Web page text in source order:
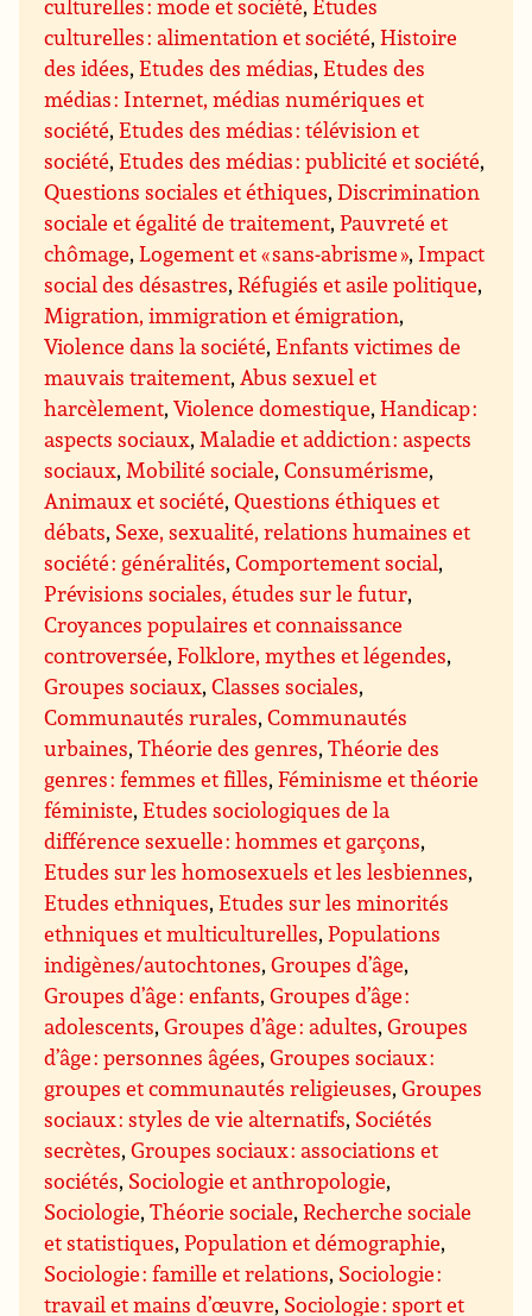
culturelles : mode et société,Etudes
culturelles : alimentation et société,Histoire
des idées,Etudes des médias,Etudes des
médias : Internet, médias numériques et
société,Etudes des médias : télévision et
société,Etudes des médias : publicité et société,
Questions sociales et éthiques,Discrimination
sociale et égalité de traitement,Pauvreté et
chômage,Logement et « sans-abrisme », Impact
social des désastres,Réfugiés et asile politique,
Migration, immigration et émigration,
Violence dans la société,Enfants victimes de
mauvais traitement,Abus sexuel et
harcèlement,Violence domestique,Handicap :
aspects sociaux,Maladie et addiction : aspects
sociaux,Mobilité sociale,Consumérisme,
Animaux et société,Questions éthiques et
débats, Sexe, sexualité, relations humaines et
société : généralités,Comportement social,
Prévisions sociales, études sur le futur,
Croyances populaires et connaissance
controversée,Folklore, mythes et légendes,
Groupes sociaux,Classes sociales,
Communautés rurales,Communautés
urbaines,Théorie des genres,Théorie des
genres : femmes et filles,Féminisme et théorie
féministe,Etudes sociologiques de la
différence sexuelle : hommes et garçons,
Etudes sur les homosexuels et les lesbiennes,
Etudes ethniques,Etudes sur les minorités
ethniques et multiculturelles,Populations
indigènes/autochtones,Groupes d’âge,
Groupes d’âge : enfants,Groupes d’âge :
adolescents,Groupes d’âge : adultes,Groupes
d’âge : personnes âgées,Groupes sociaux :
groupes et communautés religieuses,Groupes
sociaux : styles de vie alternatifs, Sociétés
secrètes,Groupes sociaux : associations et
sociétés, Sociologie et anthropologie,
Sociologie,Théorie sociale,Recherche sociale
et statistiques,Population et démographie,
Sociologie : famille et relations, Sociologie :
travail et mains d’œuvre, Sociologie : sport et